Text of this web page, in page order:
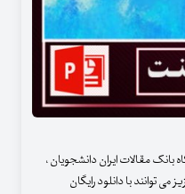
بانک مقالات ایران دانشجویان ،
توانند با دانلود رایگان